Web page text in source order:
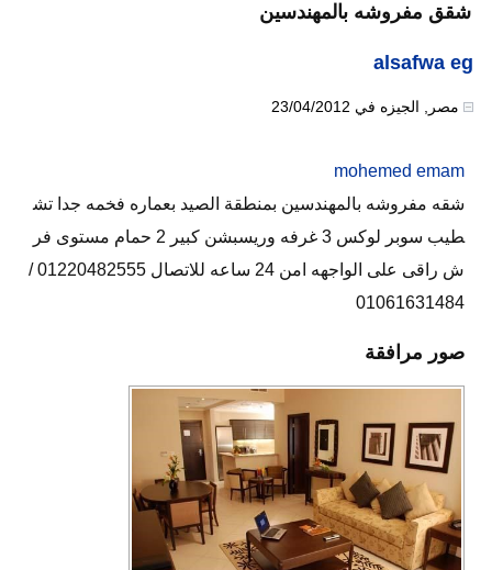
شقق مفروشه بالمهندسين
alsafwa eg
مصر الجيزه في 23/04/2012
mohemed emam
شقه مفروشه بالمهندسين بمنطقة الصيد بعماره فخمه جدا تش
طيب سوبر لوكس 3 غرفه وريسبشن كبير 2 حمام مستوى فر
ش راقى على الواجهه امن 24 ساعه للاتصال 01220482555 /
01061631484
صور مرافقة